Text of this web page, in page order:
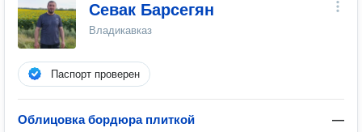
Севак Барсегян
Владикавказ
Паспорт проверен
Облицовка бордюра плиткой —